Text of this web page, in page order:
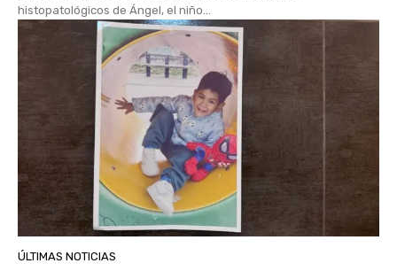
histopatológicos de Ángel, el niño...
ÚLTIMAS NOTICIAS